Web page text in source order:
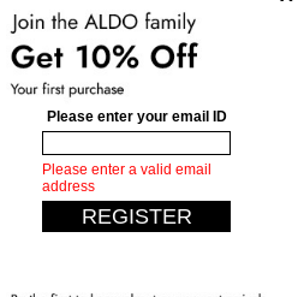
انزلاق
تصاميم مشابهة